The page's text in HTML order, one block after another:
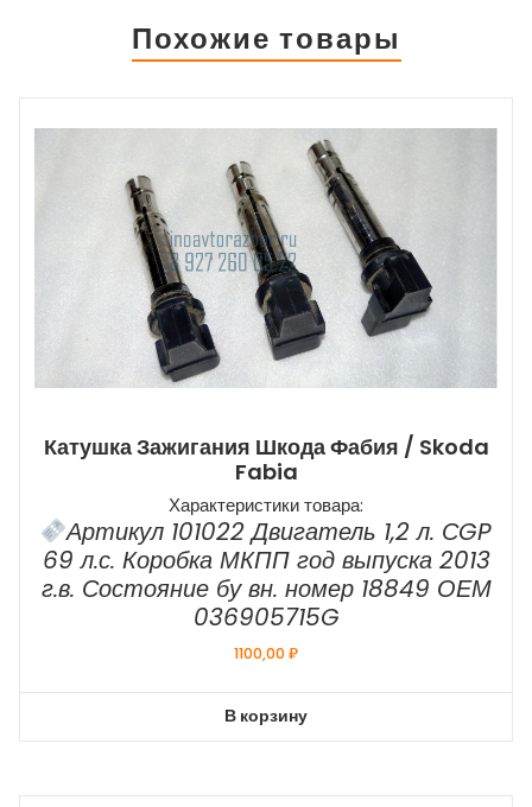
Похожие товары
Катушка Зажигания Шкода Фабия / Skoda
Fabia
Характеристики товара:
Артикул 101022 Двигатель 1,2 л. СGP
69 л.с. Коробка МКПП год выпуска 2013
г.в. Состояние бу вн. номер 18849 ОЕМ
036905715G
1100,00₽
В корзину